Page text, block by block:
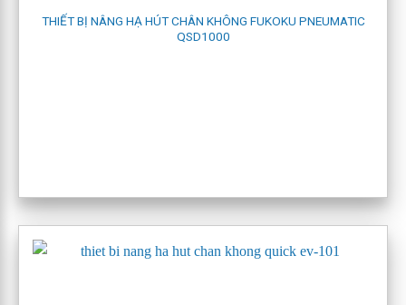
THIẾT BỊ NÂNG HẠ HÚT CHÂN KHÔNG FUKOKU PNEUMATIC
QSD1000